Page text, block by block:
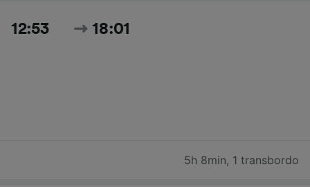
12:53 18:01
5h 8min, 1 transbordo